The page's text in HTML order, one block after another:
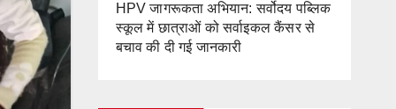
HPV जागरूकता अभियान: सर्वोदय पब्लिक
स्कूल में छात्राओं को सर्वाइकल कैंसर से
बचाव की दी गई जानकारी